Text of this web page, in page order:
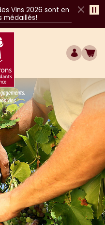
Vins 2026 sont en
médaillés!
engagements, libres par
COMPTE